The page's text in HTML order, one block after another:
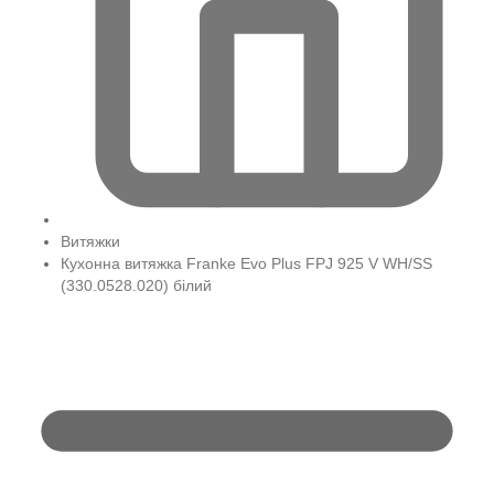
Витяжки
Кухонна витяжка Franke Evo Plus FPJ 925 V WH/SS
(330.0528.020) білий